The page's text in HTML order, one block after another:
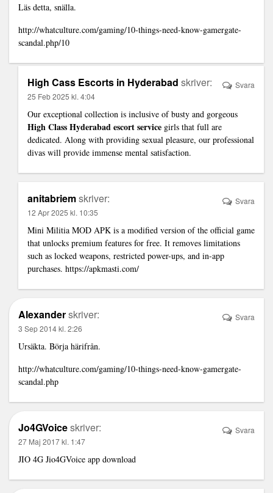
Läs detta, snälla.
http://whatculture.com/gaming/10-things-need-know-gamergate-
scandal.php/10
High Cass Escorts in Hyderabad skriver:
25 Feb 2025 kl. 4:04
Our exceptional collection is inclusive of busty and gorgeous
High Class Hyderabad escort service girls that full are
dedicated. Along with providing sexual pleasure, our professional
divas will provide immense mental satisfaction.
Svara
anitabriemskriver:
12 Apr 2025 kl. 10:35
Mini Militia MOD APK is a modified version of the official game
that unlocks premium features for free. It removes limitations
such as locked weapons, restricted power-ups, and in-app
purchases. https://apkmasti.com/
Svara
Alexanderskriver:
3 Sep 2014 kl. 2:26
Ursäkta. Börja härifrån.
http://whatculture.com/gaming/10-things-need-know-gamergate-
scandal.php
Svara
Jo4GVoiceskriver:
27 Maj 2017 kl. 1:47
JIO 4G Jio4GVoice app download
Svara